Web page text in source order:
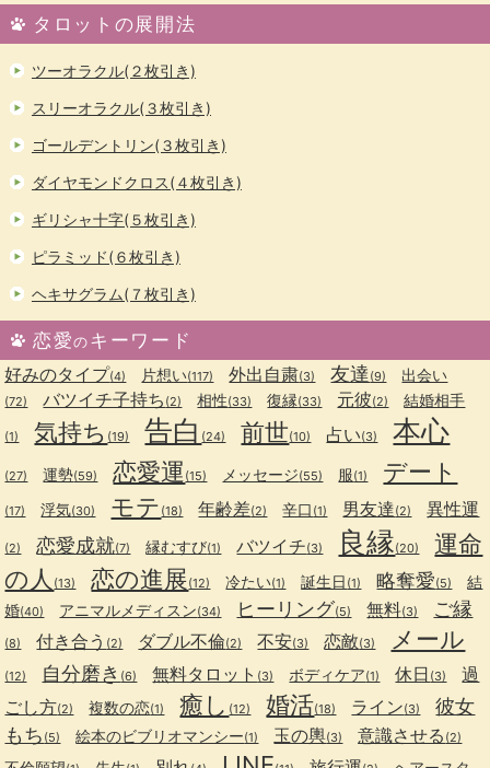
タロットの展開法
ツーオラクル(２枚引き)
スリーオラクル(３枚引き)
ゴールデントリン(３枚引き)
ダイヤモンドクロス(４枚引き)
ギリシャ十字(５枚引き)
ピラミッド(６枚引き)
ヘキサグラム(７枚引き)
恋愛のキーワード
好みのタイプ(4) 片想い(117) 外出自粛(3) 友達 (9) 出会い
(72) バツイチ子持ち (2) 相性(33) 復縁(33) 元彼(2) 結婚相手
(1) 気持ち (19) 告白 (24) 前世(10) 占い(3) 本心
(27) 運勢(59) 恋愛運 (15) メッセージ(55) 服(1) デート
(17) 浮気(30) モテ (18) 年齢差(2) 辛口 (1) 男友達(2) 異性運
(2) 恋愛成就(7) 縁むすび(1) バツイチ(3) 良縁(20)
運命
の人 (13) 恋の進展(12) 冷たい(1) 誕生日 (1) 略奪愛(5)
結
婚(40) アニマルメディスン(34) ヒーリング(5) 無料(3) ご縁
(8) 付き合う (2) ダブル不倫(2) 不安(3) 恋敵(3) メール
(12) 自分磨き (6) 無料タロット (3) ボディケア(1) 休日 (3)
過
ごし方(2) 複数の恋(1) 癒し (12) 婚活(18) ライン(3)
彼女
もち (5) 絵本のビブリオマンシー(1) 玉の輿(3) 意識させる (2)